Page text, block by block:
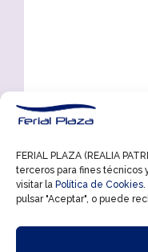
FERIAL PLAZA (REALIA
terceros para fines técnicos
visitar la Política de Cookies.
pulsar "Aceptar", o puede